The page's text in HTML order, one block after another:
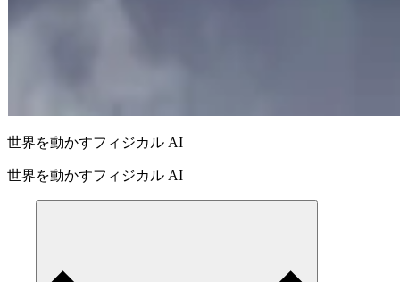
世界を動かすフィジカル AI
世界を動かすフィジカル AI